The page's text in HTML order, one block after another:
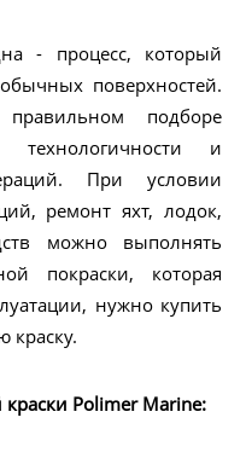
- процесс, который
поверхностей.
подборе
технологичности и
При условии
ремонт яхт, лодок,
можно выполнять
покраски, которая
нужно купить
краску.
Polimer Marine: